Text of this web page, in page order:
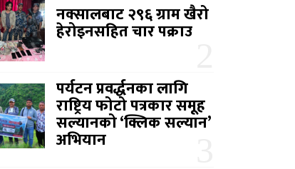
नक्सालबाट २९६ ग्राम खैरो
हेरोइनसहित चार पक्राउ
पर्यटन प्रवर्द्धनका लागि
राष्ट्रिय फोटो पत्रकार समूह
सल्यानको ‘क्लिक सल्यान’
अभियान